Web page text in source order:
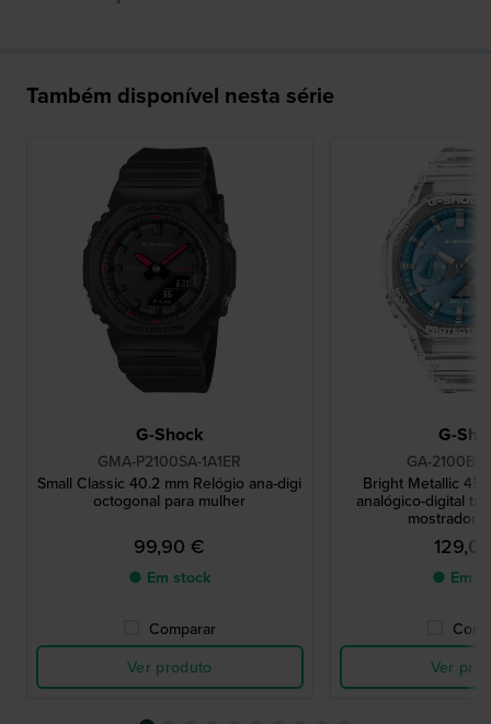
Também disponível nesta série
G-Shock
GMA-P2100SA-1A1ER
Small Classic 40.2 mm Relógio ana-digi
octogonal para mulher
99,90 €
● Em stock
Comparar
Ver produto
G-
GA-
Bright Metallic
analógico-digital
mostrador
● Em
Ver